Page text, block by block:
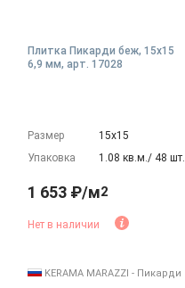
Плитка Пикарди беж, 15x15
6,9 мм, арт. 17028
Размер
15х15
Упаковка
1.08 кв.м./ 48 шт.
1 653 ₽/м2
Нет в наличии
KERAMA MARAZZI - Пикарди